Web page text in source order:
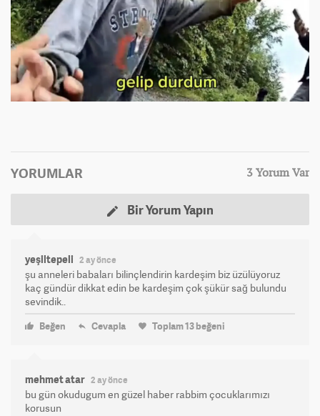
YORUMLAR 3 Yorum Var
Bir Yorum Yapın
yeşiltepeli 2 ay önce
şu anneleri babaları bilinçlendirin kardeşim biz üzülüyoruz
kaç gündür dikkat edin be kardeşim çok şükür sağ bulundu
sevindik..
Beğen Cevapla Toplam13beğeni
mehmet atar 2 ay önce
bu gün okudugum en güzel haber rabbim çocuklarımızı
korusun